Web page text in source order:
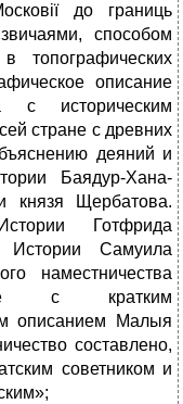
до границь
способом
топографических
описание
с историческим
стране с древних
деяний и
Баядур-Хана-
князя Щербатова.
Готфрида
Истории Самуила
наместничества
с кратким
описанием Малыя
составлено,
советником и